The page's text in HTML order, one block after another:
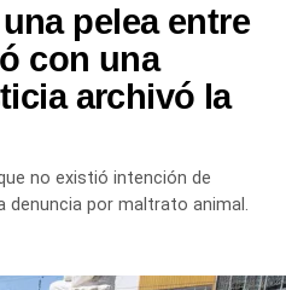
pelea entre
con una
archivó la
no existió intención de
denuncia por maltrato animal.